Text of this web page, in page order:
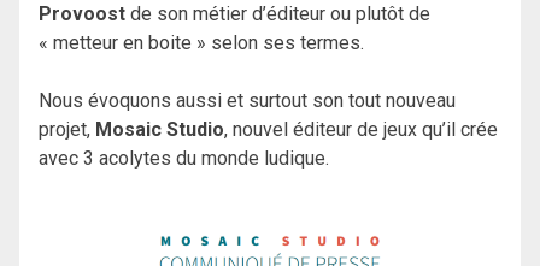
Provoost de son métier d’éditeur ou plutôt de
« metteur en boite » selon ses termes.
Nous évoquons aussi et surtout son tout nouveau
projet, Mosaic Studio, nouvel éditeur de jeux qu’il crée
avec 3 acolytes du monde ludique.